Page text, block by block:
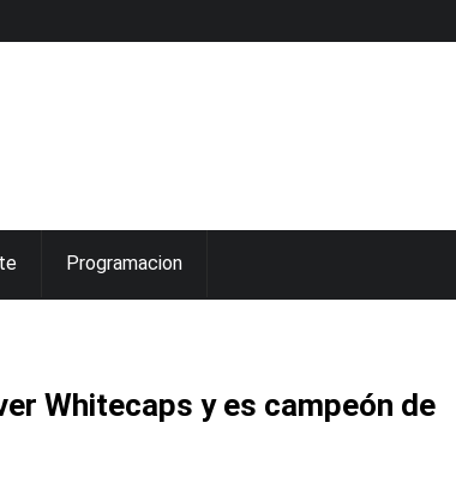
Programacion
Whitecaps y es campeón de